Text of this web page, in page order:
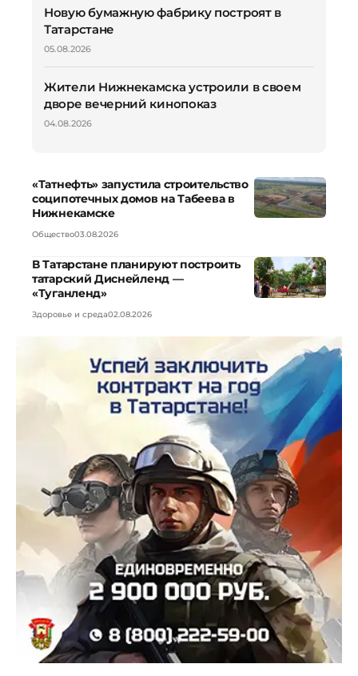
Новую бумажную фабрику построят в
Татарстане
05.08.2026
Жители Нижнекамска устроили в своем
дворе вечерний кинопоказ
04.08.2026
«Татнефть» запустила строительство
соципотечных домов на Табеева в
Нижнекамске
Общество03.08.2026
В Татарстане планируют построить
татарский Диснейленд —
«Туганленд»
Здоровье и среда02.08.2026